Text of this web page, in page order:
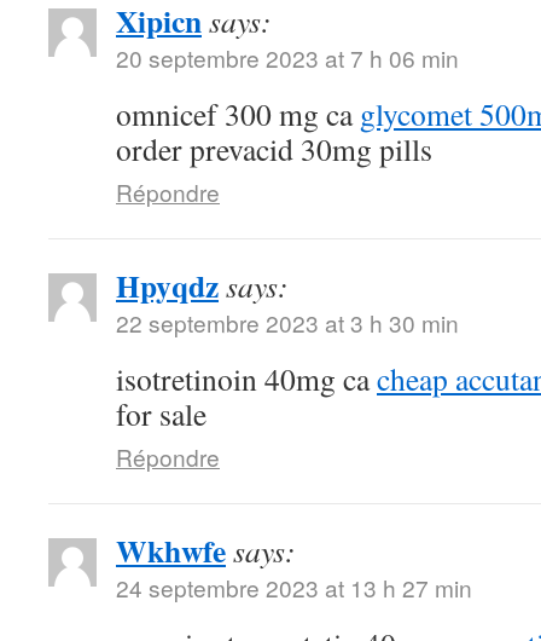
Xipicnsays:
20 septembre 2023 at 7 h 06 min
omnicef 300 mg caglycomet
order prevacid 30mg pills
Répondre
Hpyqdzsays:
22 septembre 2023 at 3 h 30 min
isotretinoin 40mg cacheap
for sale
Répondre
Wkhwfesays:
24 septembre 2023 at 13 h 27 min